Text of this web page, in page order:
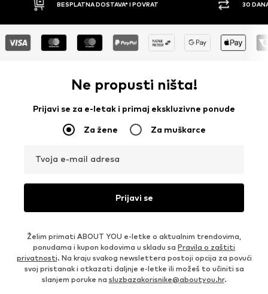
30 DANA PRAVO NA POVRAT
Ne propusti ništa!
Prijavi se za e-letak i primaj ekskluzivne ponude
Za žene Za muškarce
Tvoja e-mail adresa
Prijavi se
Želim primati ABOUT YOU e-letke o aktualnim trendovima,
ponudama i kupon kodovima u skladu sa Pravila o zaštiti
privatnosti. Na kraju svakog newslettera postoji opcija za povući
svoj pristanak i otkazati daljnje e-letke ili možeš to učiniti sa
slanjem poruke na sluzbazakorisnike@aboutyou.hr.